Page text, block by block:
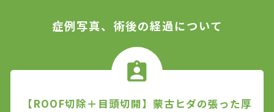
症例写真、術後の経過について
【ROOF切除＋目頭切開】蒙古ヒダの張った厚